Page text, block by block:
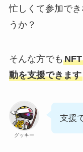
忙しくて参加で
うか？
そんな方でも
動を支援できます
グッキー
支援